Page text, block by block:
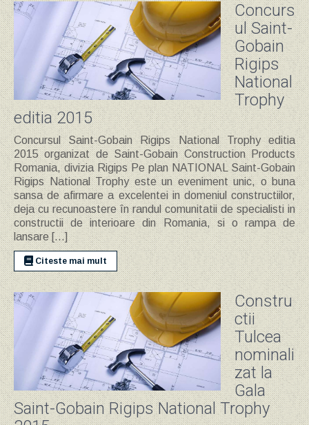
Concurs
ul Saint-
Gobain
Rigips
National
Trophy
editia 2015
Concursul Saint-Gobain Rigips National Trophy editia
2015 organizat de Saint-Gobain Construction Products
Romania, divizia Rigips Pe plan NATIONAL Saint-Gobain
Rigips National Trophy este un eveniment unic, o buna
sansa de afirmare a excelentei in domeniul constructiilor,
deja cu recunoastere în randul comunitatii de specialisti in
constructii de interioare din Romania, si o rampa de
lansare […]
Citeste mai mult
Constru
ctii
Tulcea
nominali
zat la
Gala
Saint-Gobain Rigips National Trophy